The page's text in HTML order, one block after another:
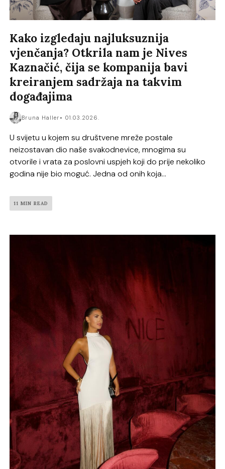
Kako izgledaju najluksuznija
vjenčanja? Otkrila nam je Nives
Kaznačić, čija se kompanija bavi
kreiranjem sadržaja na takvim
događajima
Bruna Haller 01.03.2026.
U svijetu u kojem su društvene mreže postale
neizostavan dio naše svakodnevice, mnogima su
otvorile i vrata za poslovni uspjeh koji do prije nekoliko
godina nije bio moguć. Jedna od onih koja...
11 MIN READ